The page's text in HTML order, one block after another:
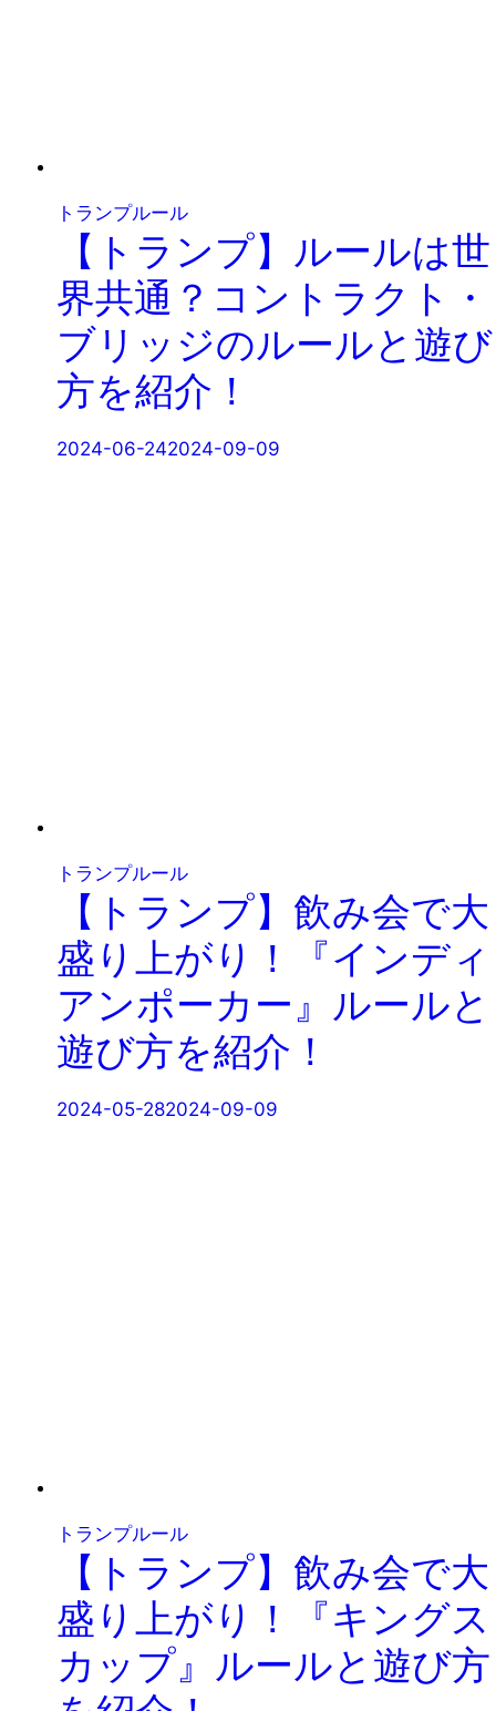
トランプルール
【トランプ】ルールは世
界共通？コントラクト・
ブリッジのルールと遊び
方を紹介！
2024-06-242024-09-09
トランプルール
【トランプ】飲み会で大
盛り上がり！『インディ
アンポーカー』ルールと
遊び方を紹介！
2024-05-282024-09-09
トランプルール
【トランプ】飲み会で大
盛り上がり！『キングス
カップ』ルールと遊び方